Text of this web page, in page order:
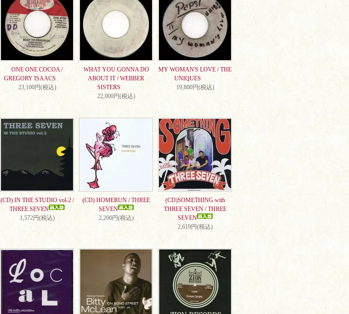
ONE ONE COCOA /
GREGORY ISAACS
23,100円(税込)
WHAT YOU GONNA DO
ABOUT IT / WEBBER
SISTERS
22,000円(税込)
MY WOMAN'S LOVE / THE
UNIQUES
19,800円(税込)
(CD) IN THE STUDIO vol-2 /
THREE SEVEN
1,572円(税込)
(CD) HOMERUN / THREE
SEVEN
2,200円(税込)
(CD)SOMETHING with
THREE SEVEN / THREE
SEVEN
2,619円(税込)